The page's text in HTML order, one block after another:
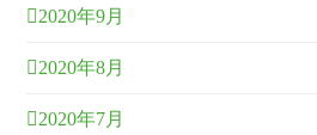
2020年9月
2020年8月
2020年7月